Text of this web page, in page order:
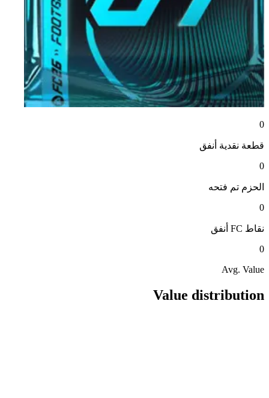
0
قطعة نقدية أنفق
0
الحزم تم فتحه
0
نقاط FC
أنفق
0
Avg. Value
Value distribution